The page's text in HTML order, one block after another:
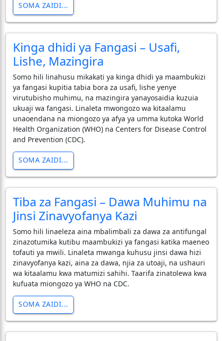
SOMA ZAIDI...
Kinga dhidi ya Fangasi – Usafi,
Lishe, Mazingira
Somo hili linahusu mikakati ya kinga dhidi ya maambukizi
ya fangasi kupitia tabia bora za usafi, lishe yenye
virutubisho muhimu, na mazingira yanayosaidia kuzuia
ukuaji wa fangasi. Linaleta mwongozo wa kitaalamu
unaoendana na miongozo ya afya ya umma kutoka World
Health Organization (WHO) na Centers for Disease Control
and Prevention (CDC).
SOMA ZAIDI...
Tiba za Fangasi – Dawa Muhimu na
Jinsi Zinavyofanya Kazi
Somo hili linaeleza aina mbalimbali za dawa za antifungal
zinazotumika kutibu maambukizi ya fangasi katika maeneo
tofauti ya mwili. Linaleta mwanga kuhusu jinsi dawa hizi
zinavyofanya kazi, aina za dawa, njia za utoaji, na ushauri
wa kitaalamu kwa matumizi sahihi. Taarifa zinatolewa kwa
kufuata miongozo ya WHO na CDC.
SOMA ZAIDI...